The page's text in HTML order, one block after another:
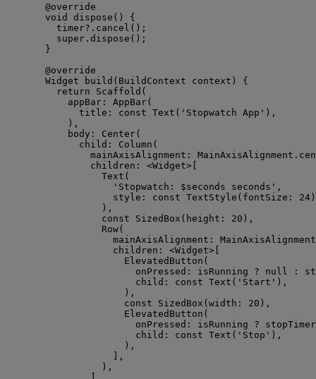
@override
void
dispose () {
timer? . cancel ();
super . dispose ();
}
@override
Widget
build ( BuildContext context) {
return
Scaffold (
appBar : AppBar(
title : const Text ( 'Stopwatch App' ),
),
body : Center(
child : Column (
mainAxisAlignment : MainAxisAlignment
children : <Widget> [
Text (
'Stopwatch: $seconds seconds' ,
style : const TextStyle (fontSize : 24
),
const
SizedBox (height : 20 ),
Row(
mainAxisAlignment :
MainAxisAlignment
children : <Widget> [
ElevatedButton (
onPressed : isRunning ? null :
child : const Text ( 'Start' ),
),
const
SizedBox (width : 20 ),
ElevatedButton (
onPressed : isRunning ?
child : const Text ( 'Stop' ),
),
],
),
],